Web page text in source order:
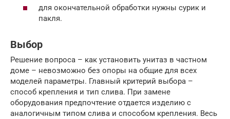
для окончательной обработки нужны сурик и
пакля.
Выбор
Решение вопроса – как установить унитаз в частном
доме – невозможно без опоры на общие для всех
моделей параметры. Главный критерий выбора –
способ крепления и тип слива. При замене
оборудования предпочтение отдается изделию с
аналогичным типом слива и способом крепления. Весь